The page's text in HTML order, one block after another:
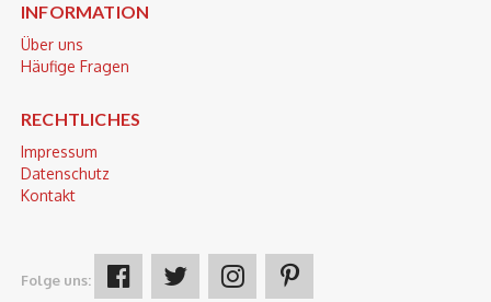
INFORMATION
Über uns
Häufige Fragen
RECHTLICHES
Impressum
Datenschutz
Kontakt
Folge uns: